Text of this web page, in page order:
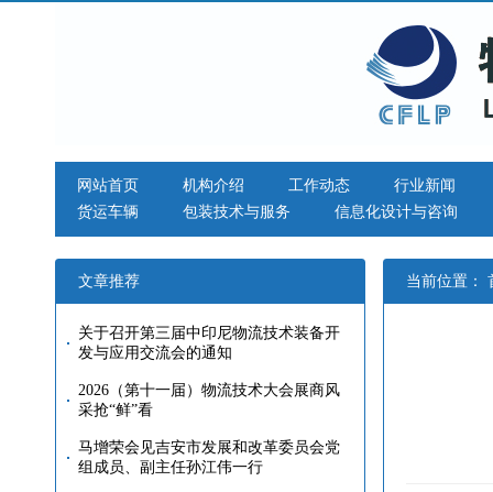
网站首页 机构介绍 工作动态
行业新闻
货运车辆
包装技术与服务 信息化设计与咨询
文章推荐
关于召开第三届中印尼物流技术装备开
发与应用交流会的通知
2026（第十一届）物流技术大会展商风
采抢“鲜”看
马增荣会见吉安市发展和改革委员会党
组成员、副主任孙江伟一行
当前位置：